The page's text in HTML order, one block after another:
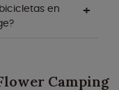
en
Camping